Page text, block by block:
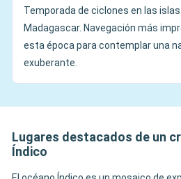
Temporada de ciclones en las
Madagascar. Navegación más
esta época para contemplar una
exuberante.
Lugares destacados de un
Índico